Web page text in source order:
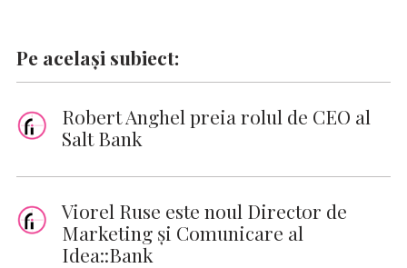
Pe același subiect:
Robert Anghel preia rolul de CEO al
Salt Bank
Viorel Ruse este noul Director de
Marketing și Comunicare al
Idea::Bank